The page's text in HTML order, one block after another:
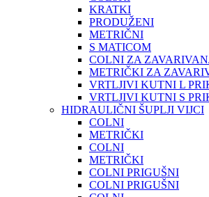
KRATKI
PRODUŽENI
METRIČNI
S MATICOM
COLNI ZA
METRIČKI ZA
VRTLJIVI KUTNI L
VRTLJIVI KUTNI S
HIDRAULIČNI ŠUPLJI VIJCI
COLNI
METRIČKI
COLNI
METRIČKI
COLNI PRIGUŠNI
COLNI PRIGUŠNI